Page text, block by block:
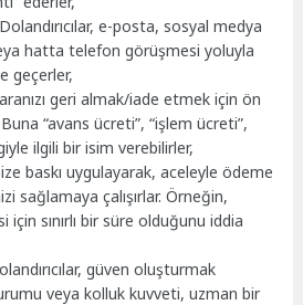
e-posta, sosyal medya
hatta telefon görüşmesi yoluyla
geçerler,
geri almak/iade etmek için ön
“avans ücreti”, “işlem ücreti”,
ilgili bir isim verebilirler,
baskı uygulayarak, aceleyle ödeme
sağlamaya çalışırlar. Örneğin,
için sınırlı bir süre olduğunu iddia
güven oluşturmak
veya kolluk kuvveti, uzman bir